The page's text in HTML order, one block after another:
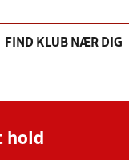
FIND KLUB NÆR DIG
hold